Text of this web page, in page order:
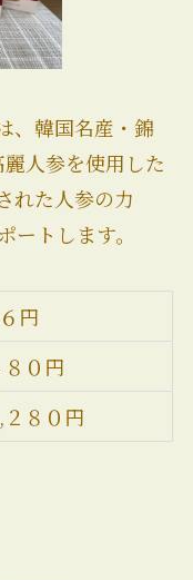
、韓国名産・錦
人参を使用した
れた人参の力
トします。
円
８０円
２８０円